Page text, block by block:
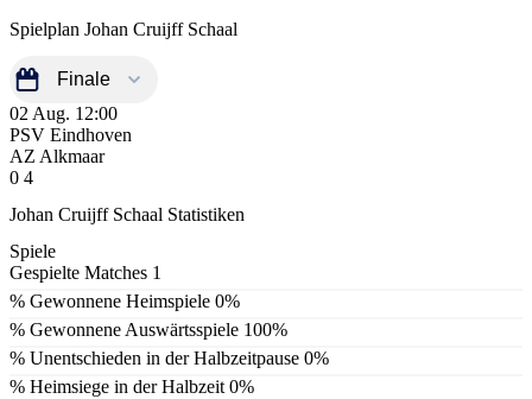
Spielplan Johan Cruijff Schaal
02 Aug. 12:00
PSV Eindhoven
AZ Alkmaar
0 4
Johan Cruijff Schaal Statistiken
Spiele
Gespielte Matches 1
% Gewonnene Heimspiele 0%
% Gewonnene Auswärtsspiele 100%
% Unentschieden in der Halbzeitpause 0%
% Heimsiege in der Halbzeit 0%